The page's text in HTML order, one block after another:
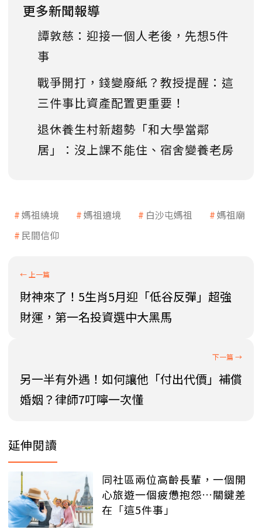
更多新聞報導
譚敦慈：迎接一個人老後，先想5件
事
戰爭開打，錢變廢紙？教授提醒：這
三件事比資產配置更重要！
退休養生村新趨勢「和大學當鄰
居」：沒上課不能住、宿舍變養老房
媽祖繞境 媽祖遶境 白沙屯媽祖
媽祖廟
民間信仰
財神來了！5生肖5月迎「低谷反彈」超強
財運，第一名投資選中大黑馬
另一半有外遇！如何讓他「付出代價」補償
婚姻？律師7叮嚀一次懂
延伸閱讀
同社區兩位高齡長輩，一個開
心旅遊一個疲憊抱怨…關鍵差
在「這5件事」